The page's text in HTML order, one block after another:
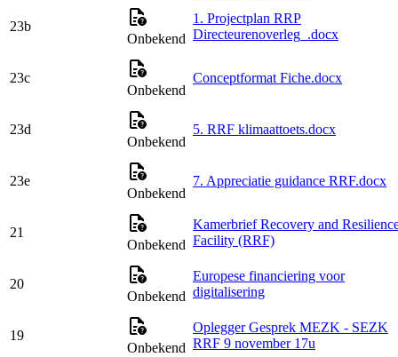
23b
Onbekend
1. Projectplan RRP
Directeurenoverleg_.docx
23c
Onbekend
Conceptformat Fiche.docx
23d
Onbekend
5. RRF klimaattoets.docx
23e
Onbekend
7. Appreciatie guidance RRF.docx
21
Onbekend
Kamerbrief Recovery and
Facility (RRF)
20
Onbekend
Europese financiering voor
digitalisering
19
Onbekend
Oplegger Gesprek MEZK - SEZK
RRF 9 november 17u